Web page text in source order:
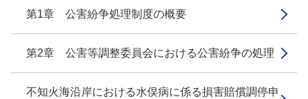
第1章 公害紛争処理制度の概要
第2章 公害等調整委員会における公害紛争の処理
不知火海沿岸における水俣病に係る損害賠償調停申